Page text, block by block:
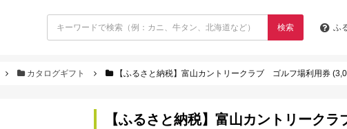
検索 ふ
カタログギフト 【ふるさと納税】富山カントリークラブ ゴルフ場利用券
【ふるさと納税】富山カントリーク